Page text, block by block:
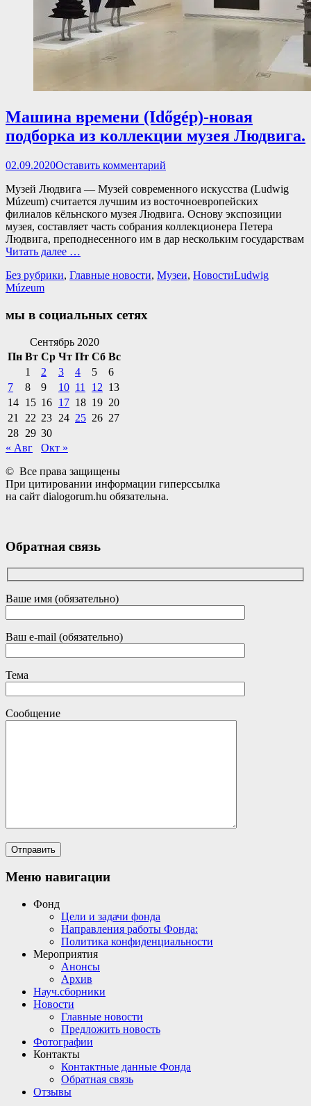
Машина времени (Időgép)-новая
подборка из коллекции музея Людвига.
Опубликовано
02.09.2020Оставить комментарий
Музей Людвига — Музей современного искусства (Ludwig
Múzeum) считается лучшим из восточноевропейских
филиалов кёльнского музея Людвига. Основу экспозиции
музея, составляет часть собрания коллекционера Петера
Людвига, преподнесенного им в дар нескольким государствам
Читать далее …
Категории
Без рубрики, Главные новости, Музеи, НовостиТеги
Ludwig
Múzeum
мы в социальных сетях
Facebook
Twitter
Email
Instagram
VKontakte
ТелефонСентябрь 2020
Пн Вт Ср Чт Пт Сб Вс
1
2 3 4 5
6
7
8 9 10 11 12 13
14 15 16 17 18 19 20
21
22 23 24 25 26 27
28 29 30
« Авг
Окт »
© Все права защищены
При цитировании информации гиперссылка
на сайт dialogorum.hu обязательна.
Обратная связь
Ваше имя (обязательно)
Ваш e-mail (обязательно)
Тема
Сообщение
Меню навигации
Фонд
Цели и задачи фонда
Направления работы Фонда:
Политика конфиденциальности
Мероприятия
Анонсы
Архив
Науч.сборники
Новости
Главные новости
Предложить новость
Фотографии
Контакты
Контактные данные Фонда
Обратная связь
Отзывы